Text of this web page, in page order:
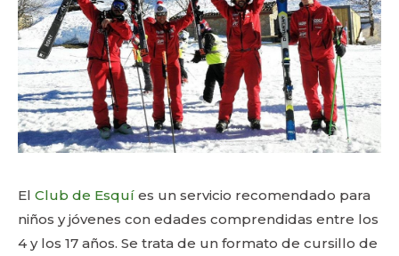
El Club de Esquí es un servicio recomendado para
niños y jóvenes con edades comprendidas entre los
4 y los 17 años. Se trata de un formato de cursillo de